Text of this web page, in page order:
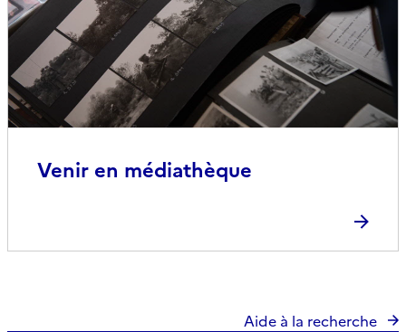
Venir en médiathèque
Aide à la recherche